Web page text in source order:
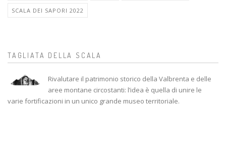
SCALA DEI SAPORI 2022
TAGLIATA DELLA SCALA
Rivalutare il patrimonio storico della Valbrenta e delle
aree montane circostanti: l’idea è quella di unire le
varie fortificazioni in un unico grande museo territoriale.